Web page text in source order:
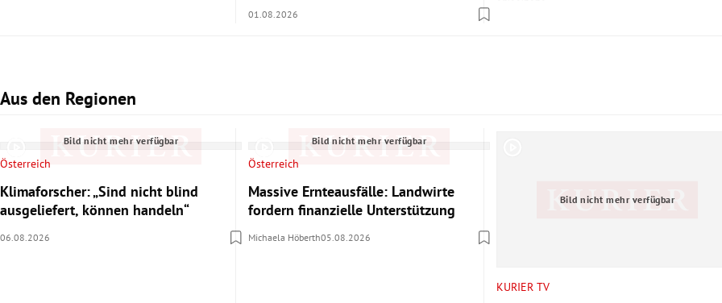
01.08.2026
Aus den Regionen
Slide 1 von 3
Bild nicht mehr verfügbar
Österreich
Klimaforscher: „Sind nicht blind
ausgeliefert, können handeln“
06.08.2026
Bild nicht mehr verfügbar
Österreich
Massive Ernteausfälle: Landwirte
fordern finanzielle Unterstützung
Michaela Höberth05.08.2026
Bild nicht mehr verfügbar
KURIER TV